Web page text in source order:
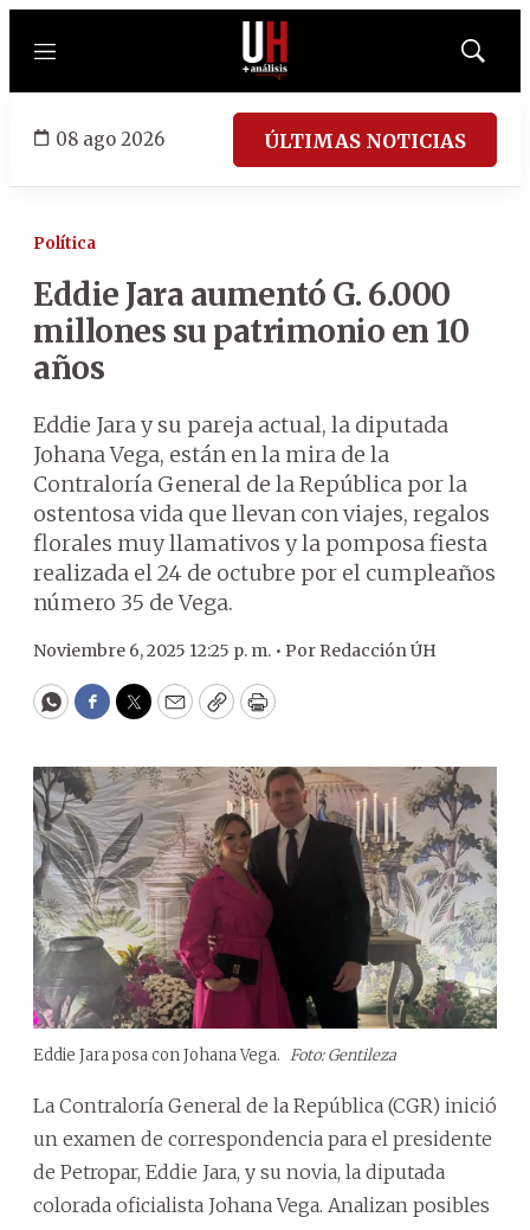
Menú
Mostrar
08 ago 2026 ÚLTIMAS NOTICIAS
Política
Eddie Jara aumentó G. 6.000
millones su patrimonio en 10
años
Eddie Jara y su pareja actual, la diputada
Johana Vega, están en la mira de la
Contraloría General de la República por la
ostentosa vida que llevan con viajes, regalos
florales muy llamativos y la pomposa fiesta
realizada el 24 de octubre por el cumpleaños
número 35 de Vega.
Noviembre 6, 2025 12:25 p. m. • Por Redacción ÚH
WhatsApp
Facebook
Twitter
EmailCopyPrint
Eddie Jara posa con Johana Vega. Foto: Gentileza
La Contraloría General de la República (CGR) inició
un examen de correspondencia para el presidente
de Petropar, Eddie Jara, y su novia, la diputada
colorada oficialista Johana Vega. Analizan posibles